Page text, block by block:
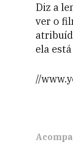
Diz a
ver o
ela
//